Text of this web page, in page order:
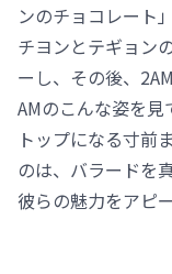
ンのチョコレート
チヨンとテギョン
ーし、その後、
AMのこんな姿を
トップになる寸前
のは、バラードを
彼らの魅力をアピ